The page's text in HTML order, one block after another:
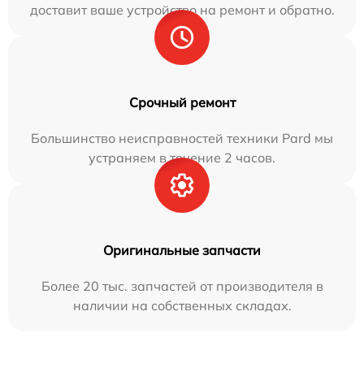
доставит ваше устройство на ремонт и обратно.
Срочный ремонт
Большинство неисправностей техники Pard мы
устраняем в течение 2 часов.
Оригинальные запчасти
Более 20 тыс. запчастей от производителя в
наличии на собственных складах.